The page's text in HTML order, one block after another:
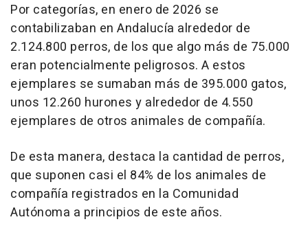
Por categorías, en enero de 2026 se
contabilizaban en Andalucía alrededor de
2.124.800 perros, de los que algo más de 75.000
eran potencialmente peligrosos. A estos
ejemplares se sumaban más de 395.000 gatos,
unos 12.260 hurones y alrededor de 4.550
ejemplares de otros animales de compañía.
De esta manera, destaca la cantidad de perros,
que suponen casi el 84% de los animales de
compañía registrados en la Comunidad
Autónoma a principios de este años.